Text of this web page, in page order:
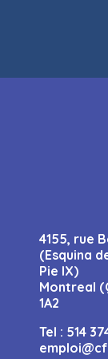
4155, rue
(Esquina
Pie IX)
Montreal
1A2
Tel : 514